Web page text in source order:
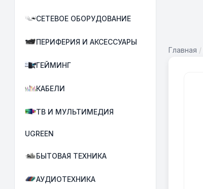
СЕТЕВОЕ ОБОРУДОВАНИЕ
ПЕРИФЕРИЯ И АКСЕССУАРЫ
ГЕЙМИНГ
КАБЕЛИ
ТВ И МУЛЬТИМЕДИЯ
UGREEN
БЫТОВАЯ ТЕХНИКА
АУДИОТЕХНИКА
Главная /